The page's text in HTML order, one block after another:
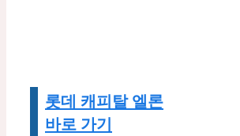
롯데 캐피탈 엘론
바로 가기